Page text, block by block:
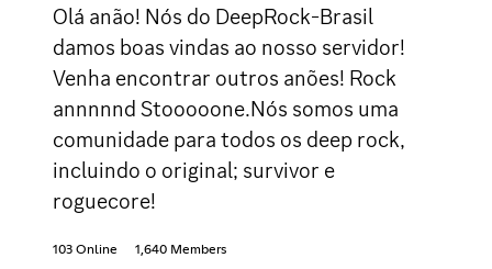
Olá anão! Nós do DeepRock-Brasil
damos boas vindas ao nosso servidor!
Venha encontrar outros anões! Rock
annnnnd Stooooone.Nós somos uma
comunidade para todos os deep rock,
incluindo o original; survivor e
roguecore!
103 Online 1,640 Members